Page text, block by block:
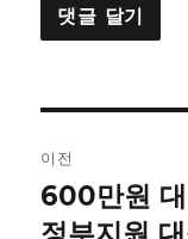
내
이전
이
전
600만원